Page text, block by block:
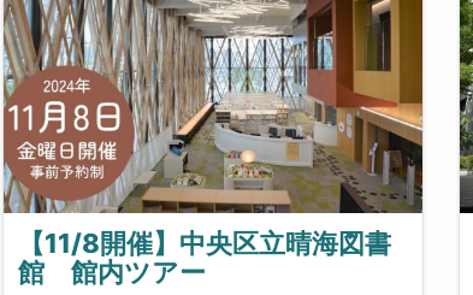
【11/8開催】中央区立晴海図書
館 館内ツアー